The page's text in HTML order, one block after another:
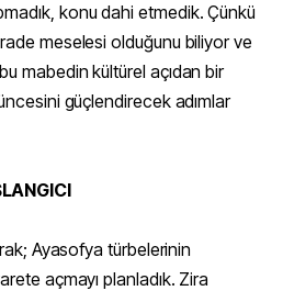
konu dahi etmedik. Çünkü
meselesi olduğunu biliyor ve
mabedin kültürel açıdan bir
güçlendirecek adımlar
Ayasofya türbelerinin
açmayı planladık. Zira